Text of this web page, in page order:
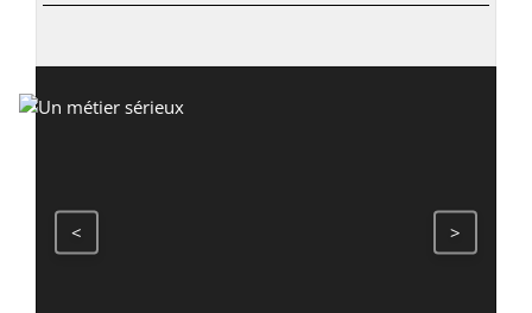
< >